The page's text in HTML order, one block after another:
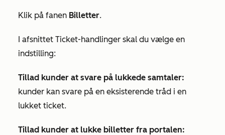
Klik på fanen Billetter.
I afsnittet Ticket-handlinger skal du vælge en
indstilling:
Tillad kunder at svare på lukkede samtaler:
kunder kan svare på en eksisterende tråd i en
lukket ticket.
Tillad kunder at lukke billetter fra portalen: